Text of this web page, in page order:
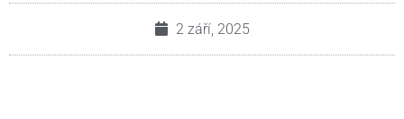
2 září, 2025